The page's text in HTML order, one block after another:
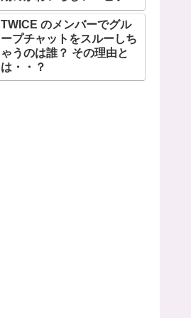
ドも公開
TWICE のメンバーでグル
ープチャットをスルーしち
ゃうのは誰？ その理由と
は・・？